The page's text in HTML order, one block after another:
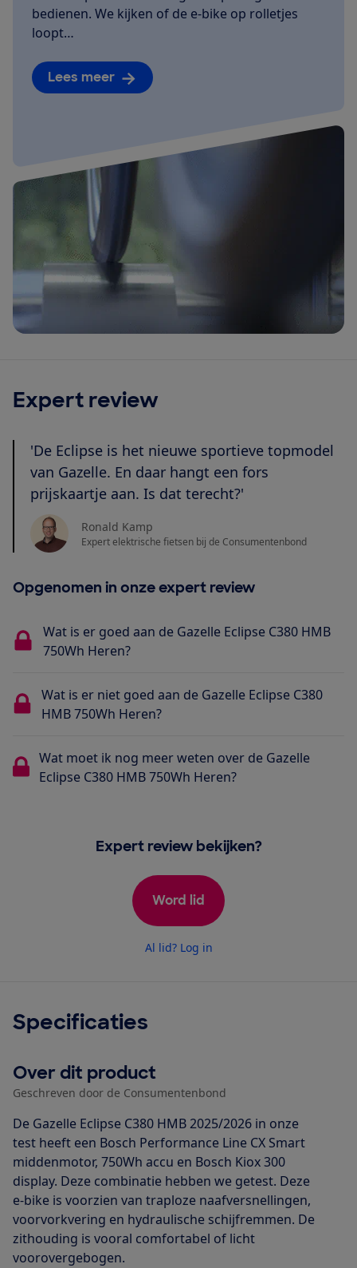
bedienen. We kijken of de e-bike op rolletjes
loopt…
Lees meer
Expert review
'De Eclipse is het nieuwe sportieve topmodel
van Gazelle. En daar hangt een fors
prijskaartje aan. Is dat terecht?'
Ronald Kamp
Expert elektrische fietsen bij de Consumentenbond
Opgenomen in onze expert review
Wat is er goed aan de Gazelle Eclipse C380 HMB
750Wh Heren?
Wat is er niet goed aan de Gazelle Eclipse C380
HMB 750Wh Heren?
Wat moet ik nog meer weten over de Gazelle
Eclipse C380 HMB 750Wh Heren?
Expert review bekijken?
Word lid
Al lid? Log in
Specificaties
Over dit product
Geschreven door de Consumentenbond
De Gazelle Eclipse C380 HMB 2025/2026 in onze
test heeft een Bosch Performance Line CX Smart
middenmotor, 750Wh accu en Bosch Kiox 300
display. Deze combinatie hebben we getest. Deze
e-bike is voorzien van traploze naafversnellingen,
voorvorkvering en hydraulische schijfremmen. De
zithouding is vooral comfortabel of licht
voorovergebogen.